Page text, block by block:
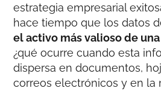
estrategia empresarial
hace tiempo que los datos
el activo más valioso de
¿qué ocurre cuando esta
dispersa en documentos,
correos electrónicos y en la